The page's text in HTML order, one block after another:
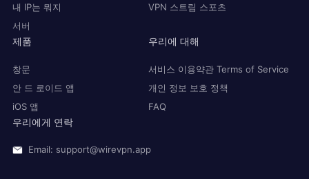
내 IP는 뭐지
서버
VPN 스트림 스포츠
제품
창문
안 드 로이드 앱
iOS 앱
우리에 대해
서비스 이용약관 Terms of Service
개인 정보 보호 정책
FAQ
우리에게 연락
Email: support@wirevpn.app